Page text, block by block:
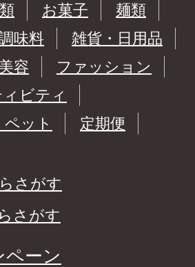
お菓子
麺類
味料
雑貨・日用品
美容
ファッション
ビティ
ット
定期便
さがす
さがす
ペーン